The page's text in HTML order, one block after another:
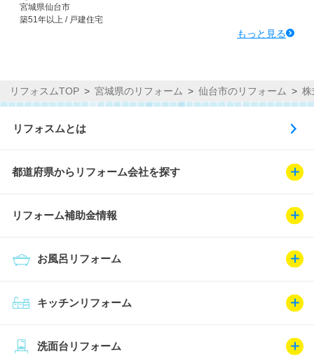
宮城県仙台市
築51年以上 / 戸建住宅
もっと見る
リフォスムTOP 宮城県のリフォーム 仙台市のリフォーム 株
リフォスムとは
都道府県からリフォーム会社を探す
リフォーム補助金情報
キッチンリフォーム
お風呂リフォーム
洗面台リフォーム